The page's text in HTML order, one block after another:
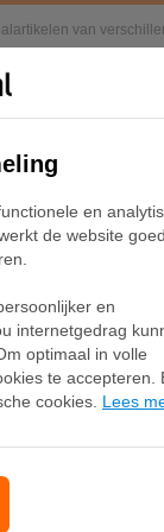
van
en
de website
en
internetgedrag
optimaal in volle
te accepteren.
cookies. Lees